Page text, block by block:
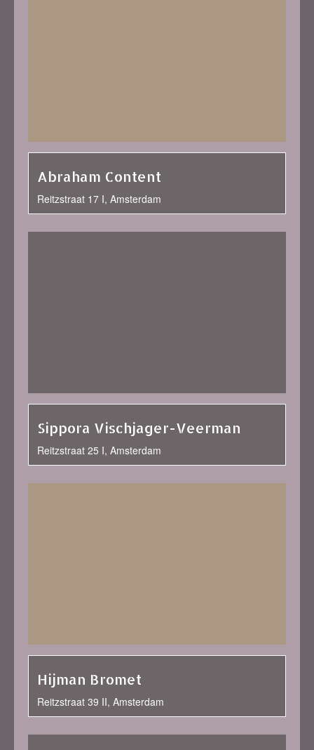
Abraham Content
Reitzstraat 17 I, Amsterdam
Sippora Vischjager-Veerman
Reitzstraat 25 I, Amsterdam
Hijman Bromet
Reitzstraat 39 II, Amsterdam